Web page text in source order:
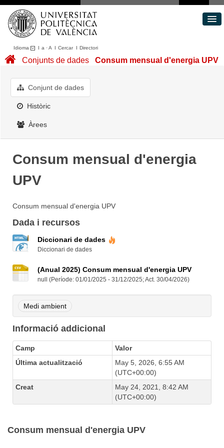
Idioma I a ·A I CercarI Directori
Conjunts de dades
Quant a
Conjunts de dades Consum mensual d'energia UPV
Conjunt de dades
Històric
Àrees
Consum mensual d'energia
UPV
Consum mensual d'energia UPV
Dada i recursos
Diccionari de dades
Diccionari de dades
(Anual 2025) Consum mensual d'energia UPV
null (Període: 01/01/2025 - 31/12/2025; Act. 30/04/2026)
Medi ambient
Informació addicional
Camp
Valor
Última actualització
May 5, 2026, 6:55 AM
(UTC+00:00)
Creat
May 24, 2021, 8:42 AM
(UTC+00:00)
Consum mensual d'energia UPV